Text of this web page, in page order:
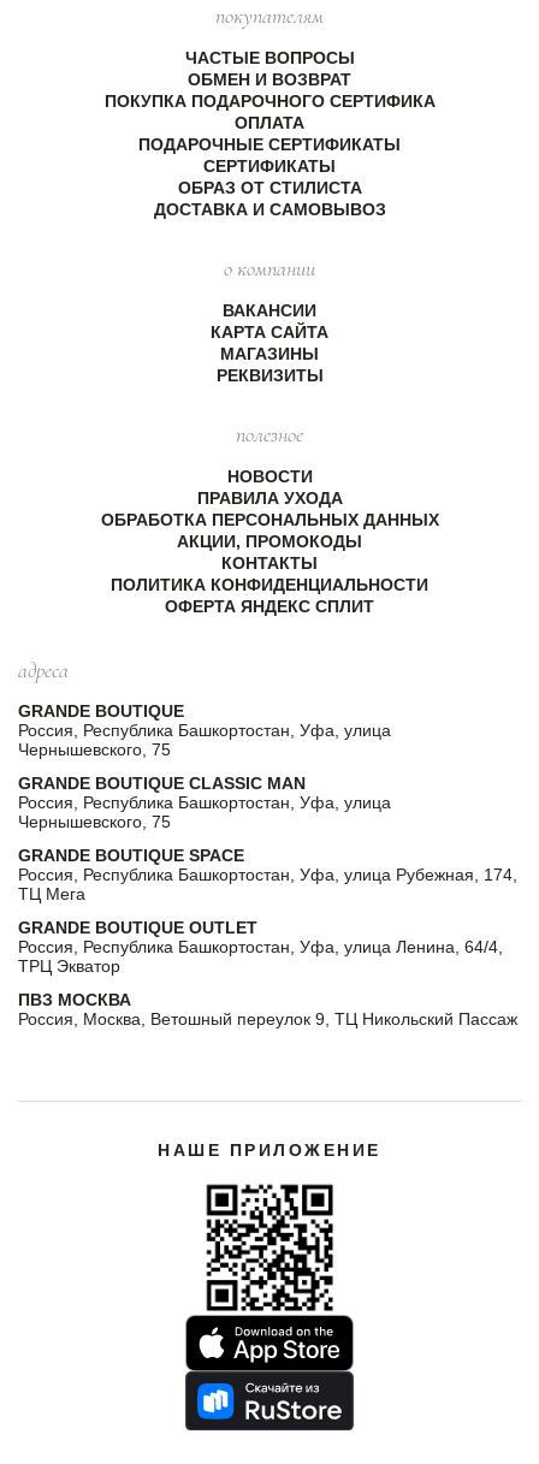
покупателям
ЧАСТЫЕ ВОПРОСЫ
ОБМЕН И ВОЗВРАТ
ПОКУПКА ПОДАРОЧНОГО СЕРТИФИКА
ОПЛАТА
ПОДАРОЧНЫЕ СЕРТИФИКАТЫ
СЕРТИФИКАТЫ
ОБРАЗ ОТ СТИЛИСТА
ДОСТАВКА И САМОВЫВОЗ
о компании
ВАКАНСИИ
КАРТА САЙТА
МАГАЗИНЫ
РЕКВИЗИТЫ
полезное
НОВОСТИ
ПРАВИЛА УХОДА
ОБРАБОТКА ПЕРСОНАЛЬНЫХ ДАННЫХ
АКЦИИ, ПРОМОКОДЫ
КОНТАКТЫ
ПОЛИТИКА КОНФИДЕНЦИАЛЬНОСТИ
ОФЕРТА ЯНДЕКС СПЛИТ
адреса
GRANDE BOUTIQUE
Россия, Республика Башкортостан, Уфа, улица
Чернышевского, 75
GRANDE BOUTIQUE CLASSIC MAN
Россия, Республика Башкортостан, Уфа, улица
Чернышевского, 75
GRANDE BOUTIQUE SPACE
Россия, Республика Башкортостан, Уфа, улица Рубежная, 174,
ТЦ Мега
GRANDE BOUTIQUE OUTLET
Россия, Республика Башкортостан, Уфа, улица Ленина, 64/4,
ТРЦ Экватор
ПВЗ МОСКВА
Россия, Москва, Ветошный переулок 9, ТЦ Никольский Пассаж
НАШЕ ПРИЛОЖЕНИЕ